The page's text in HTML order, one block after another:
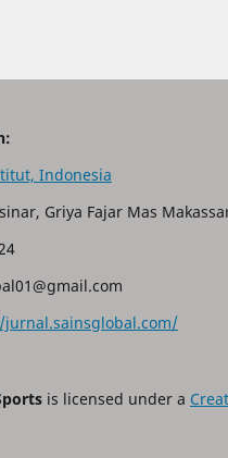
Indonesia
Griya Fajar Mas
is licensed under a